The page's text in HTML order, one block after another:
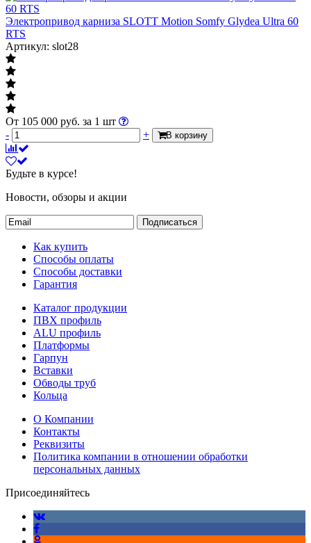
Электропривод карниза SLOTT Motion Somfy Glydea Ultra 60
RTS
Артикул: slot28
От 105 000 руб. за 1 шт
-
+ В корзину
Будьте в курсе!
Новости, обзоры и акции
Подписаться
Как купить
Способы оплаты
Способы доставки
Гарантия
Каталог продукции
ПВХ профиль
ALU профиль
Платформы
Гарпун
Вставки
Обводы труб
Кольца
О Компании
Контакты
Реквизиты
Политика компании в отношении обработки
персональных данных
Присоединяйтесь